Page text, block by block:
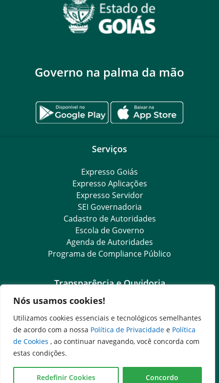
Nós usamos cookies!
Utilizamos cookies essenciais e tecnológicos semelhantes
de acordo com a nossa Política de Privacidade e Política
de Cookies , ao continuar navegando, você concorda com
estas condições.
Redefinir Cookies Concordo
Governo na palma da mão
Serviços
Expresso Goiás
Expresso Aplicações
Expresso Servidor
SEI Governadoria
Cadastro de Autoridades
Escola de Governo
Agenda de Autoridades
Programa de Compliance Público
Transparência e Ouvidoria
LGPD
Goiás Transparência
Dados Abertos Goiás
SIC – Serviço de Informação ao Cidadão
e-SIC – Serviço Eletrônico de Informação ao Cidadão
Ouvidoria Setorial (Expresso)
Ouvidoria Setorial (Presencial)